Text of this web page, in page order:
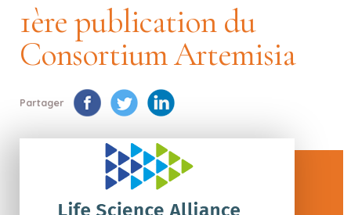
1ère publication du
Consortium Artemisia
Partager